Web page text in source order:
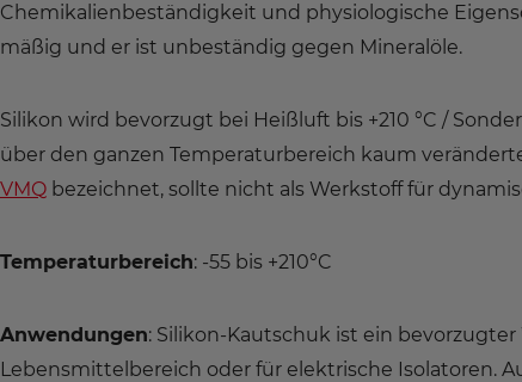
Chemikalienbeständigkeit und physiologische
mäßig und er ist unbeständig gegen Mineralöle.
Silikon wird bevorzugt bei Heißluft bis +210 °C /
über den ganzen Temperaturbereich kaum
VMQ bezeichnet, sollte nicht als Werkstoff für
Temperaturbereich: -55 bis +210°C
Anwendungen: Silikon-Kautschuk ist ein
Lebensmittelbereich oder für elektrische Isolatoren.